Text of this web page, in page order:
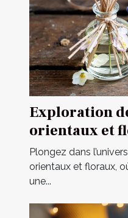
Exploration
orientaux et
une
Plongez dans
orientaux et floraux,
une...